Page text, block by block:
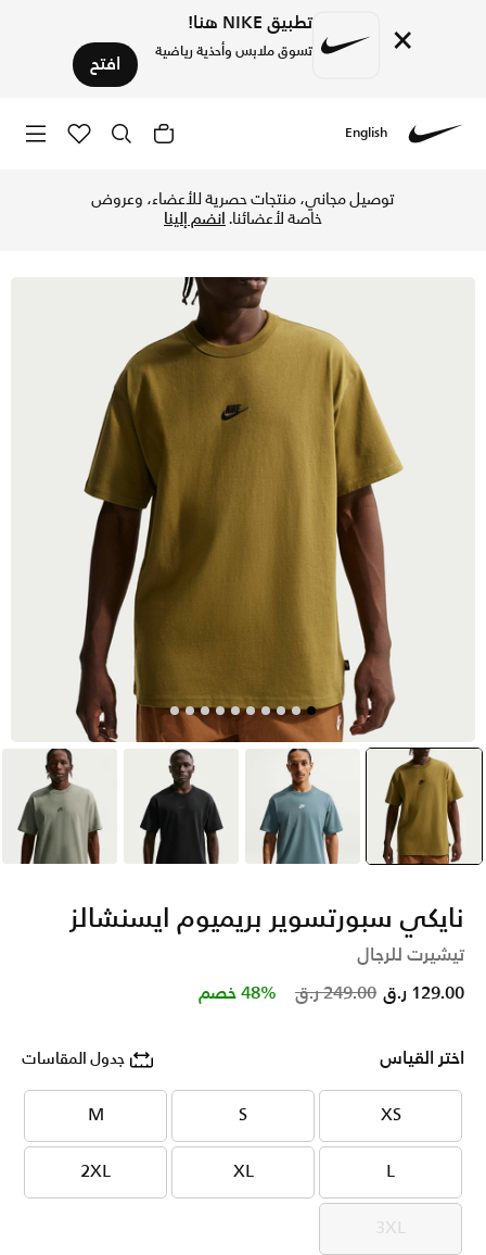
× تطبيق NIKE هنا!
تسوق ملابس وأحذية رياضية افتح
English
توصيل مجاني، منتجات حصرية للأعضاء، وعروض
خاصة لأعضائنا.انضم إلينا
selected
أخضر أخضر أسود أخضر
نايكي سبورتسوير بريميوم ايسنشالز
تيشيرت للرجال
Price reduced from
249.00 ر.ق to 129.00 ر.ق 48% خصم
اختر القياس جدول المقاسات
XS
XS
S
S
M
M
L
L
XL
XL
2XL
2XL
3XL
3XL